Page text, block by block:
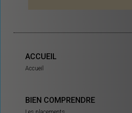
ACCUEIL
Accueil
BIEN COMPRENDRE